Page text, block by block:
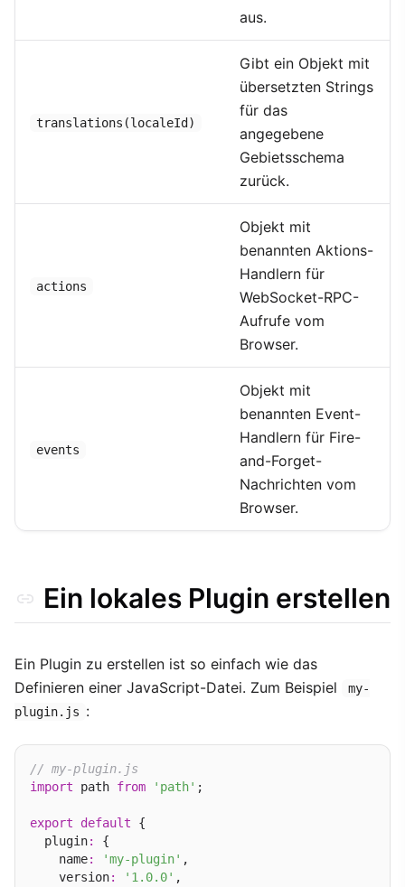
aus.
translations(localeId)
Gibt ein Objekt mit
übersetzten Strings
für das
angegebene
Gebietsschema
zurück.
actions
Objekt mit
benannten Aktions-
Handlern für
WebSocket-RPC-
Aufrufe vom
Browser.
events
Objekt mit
benannten Event-
Handlern für Fire-
and-Forget-
Nachrichten vom
Browser.
Ein lokales Plugin erstellen
Ein Plugin zu erstellen ist so einfach wie das
Definieren einer JavaScript-Datei. Zum Beispiel
my-
plugin.js :
// my-plugin.js
import path from 'path' ;
export default {
  plugin
:
{
    name
: 'my-plugin' ,
    version
: '1.0.0' ,